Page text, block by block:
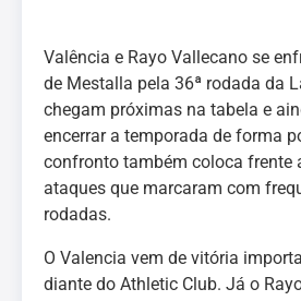
Valência e Rayo Vallecano se
de Mestalla pela 36ª rodada da
chegam próximas na tabela e
encerrar a temporada de forma
confronto também coloca frente
ataques que marcaram com
rodadas.
O Valencia vem de vitória
diante do Athletic Club. Já o